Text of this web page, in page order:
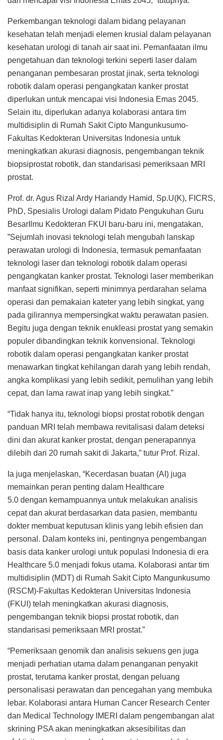
Perkembangan teknologi dalam bidang pelayanan
kesehatan telah menjadi elemen krusial dalam pelayanan
kesehatan urologi di tanah air saat ini. Pemanfaatan ilmu
pengetahuan dan teknologi terkini seperti laser dalam
penanganan pembesaran prostat jinak, serta teknologi
robotik dalam operasi pengangkatan kanker prostat
diperlukan untuk mencapai visi Indonesia Emas 2045.
Selain itu, diperlukan adanya kolaborasi antara tim
multidisiplin di Rumah Sakit Cipto Mangunkusumo-
Fakultas Kedokteran Universitas Indonesia untuk
meningkatkan akurasi diagnosis, pengembangan teknik
biopsiprostat robotik, dan standarisasi pemeriksaan MRI
prostat.
Prof. dr. Agus Rizal Ardy Hariandy Hamid, Sp.U(K), FICRS,
PhD, Spesialis Urologi dalam Pidato Pengukuhan Guru
BesarIlmu Kedokteran FKUI baru-baru ini, mengatakan,
”Sejumlah inovasi teknologi telah mengubah lanskap
perawatan urologi di Indonesia, termasuk pemanfaatan
teknologi laser dan teknologi robotik dalam operasi
pengangkatan kanker prostat. Teknologi laser memberikan
manfaat signifikan, seperti minimnya perdarahan selama
operasi dan pemakaian kateter yang lebih singkat, yang
pada gilirannya mempersingkat waktu perawatan pasien.
Begitu juga dengan teknik enukleasi prostat yang semakin
populer dibandingkan teknik konvensional. Teknologi
robotik dalam operasi pengangkatan kanker prostat
menawarkan tingkat kehilangan darah yang lebih rendah,
angka komplikasi yang lebih sedikit, pemulihan yang lebih
cepat, dan lama rawat inap yang lebih singkat.”
“Tidak hanya itu, teknologi biopsi prostat robotik dengan
panduan MRI telah membawa revitalisasi dalam deteksi
dini dan akurat kanker prostat, dengan penerapannya
dilebih dari 20 rumah sakit di Jakarta,” tutur Prof. Rizal.
Ia juga menjelaskan, “Kecerdasan buatan (AI) juga
memainkan peran penting dalam Healthcare
5.0 dengan kemampuannya untuk melakukan analisis
cepat dan akurat berdasarkan data pasien, membantu
dokter membuat keputusan klinis yang lebih efisien dan
personal. Dalam konteks ini, pentingnya pengembangan
basis data kanker urologi untuk populasi Indonesia di era
Healthcare 5.0 menjadi fokus utama. Kolaborasi antar tim
multidisiplin (MDT) di Rumah Sakit Cipto Mangunkusumo
(RSCM)-Fakultas Kedokteran Universitas Indonesia
(FKUI) telah meningkatkan akurasi diagnosis,
pengembangan teknik biopsi prostat robotik, dan
standarisasi pemeriksaan MRI prostat.”
“Pemeriksaan genomik dan analisis sekuens gen juga
menjadi perhatian utama dalam penanganan penyakit
prostat, terutama kanker prostat, dengan peluang
personalisasi perawatan dan pencegahan yang membuka
lebar. Kolaborasi antara Human Cancer Research Center
dan Medical Technology IMERI dalam pengembangan alat
skrining PSA akan meningkatkan aksesibilitas dan